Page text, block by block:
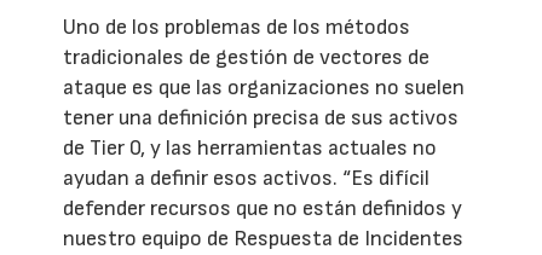
Uno de los problemas de los métodos
tradicionales de gestión de vectores de
ataque es que las organizaciones no suelen
tener una definición precisa de sus activos
de Tier 0, y las herramientas actuales no
ayudan a definir esos activos. “Es difícil
defender recursos que no están definidos y
nuestro equipo de Respuesta de Incidentes